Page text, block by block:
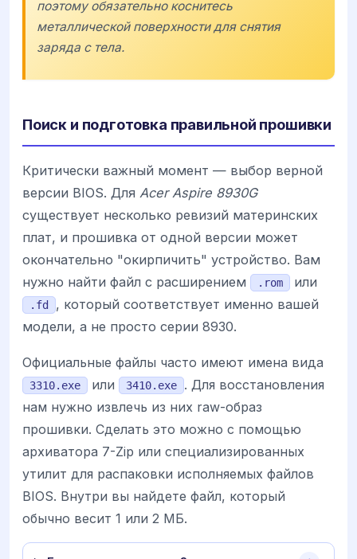
поэтому обязательно коснитесь
металлической поверхности для снятия
заряда с тела.
Поиск и подготовка правильной прошивки
Критически важный момент — выбор верной
версии BIOS. Для Acer Aspire 8930G
существует несколько ревизий материнских
плат, и прошивка от одной версии может
окончательно "окирпичить" устройство. Вам
нужно найти файл с расширением
.rom или
.fd
, который соответствует именно вашей
модели, а не просто серии 8930.
Официальные файлы часто имеют имена вида
3310.exe или 3410.exe
. Для восстановления
нам нужно извлечь из них raw-образ
прошивки. Сделать это можно с помощью
архиватора 7-Zip или специализированных
утилит для распаковки исполняемых файлов
BIOS. Внутри вы найдете файл, который
обычно весит 1 или 2 МБ.